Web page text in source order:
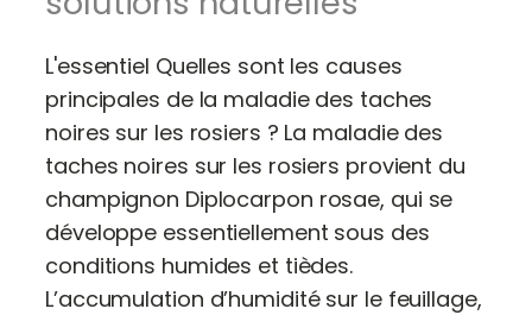
L'essentiel Quelles sont les causes
principales de la maladie des taches
noires sur les rosiers ? La maladie des
taches noires sur les rosiers provient du
champignon Diplocarpon rosae, qui se
développe essentiellement sous des
conditions humides et tièdes.
L’accumulation d’humidité sur le feuillage,